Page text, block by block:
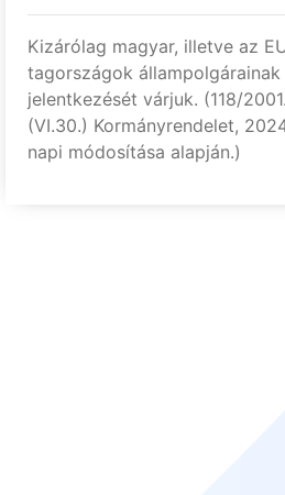
Kizárólag magyar, illetve az
tagországok állampolgárainak
jelentkezését várjuk. (118/2001.
(VI.30.) Kormányrendelet,
napi módosítása alapján.)